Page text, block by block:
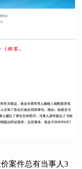
案件总有当事人3